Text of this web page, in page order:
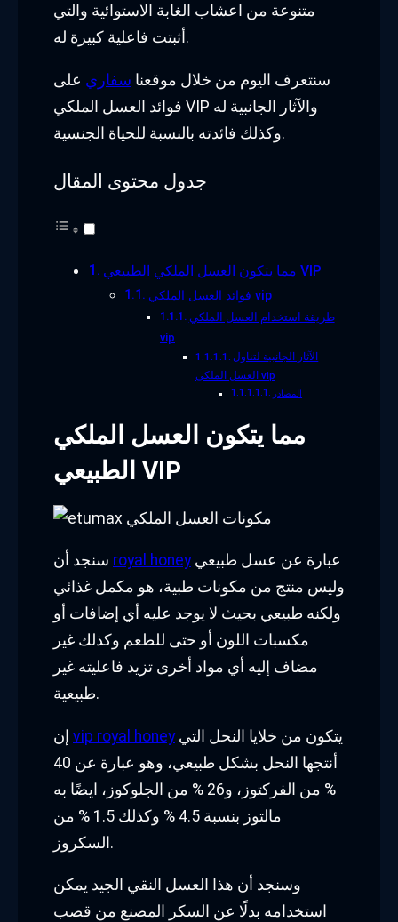
متنوعة من اعشاب الغابة الاستوائية والتي
أثبتت فاعلية كبيرة له.
سنتعرف اليوم من خلال موقعنا سفاري على
فوائد العسل الملكي VIP والآثار الجانبية له
وكذلك فائدته بالنسبة للحياة الجنسية.
جدول محتوى المقال
مما يتكون العسل الملكي الطبيعي VIP
فوائد العسل الملكي vip
طريقة استخدام العسل الملكي
vip
الآثار الجانبية لتناول
العسل الملكي vip
المصادر
مما يتكون العسل الملكي
الطبيعي VIP
royal honeyعبارة عن عسل طبيعي
وليس منتج من مكونات طبية، هو مكمل غذائي
ولكنه طبيعي بحيث لا يوجد عليه أي إضافات أو
مكسبات اللون أو حتى للطعم وكذلك غير
مضاف إليه أي مواد أخرى تزيد فاعليته غير
طبيعية.
vip royal honeyيتكون من خلايا النحل التي
أنتجها النحل بشكل طبيعي، وهو عبارة عن 40
% من الفركتوز، و26 % من الجلوكوز، ايضًا به
مالتوز بنسبة 4.5 % وكذلك 1.5 % من
السكروز.
وسنجد أن هذا العسل النقي الجيد يمكن
استخدامه بدلًا عن السكر المصنع من قصب